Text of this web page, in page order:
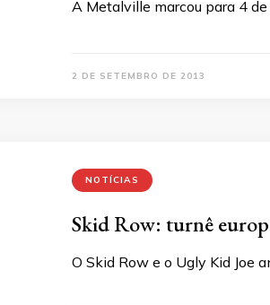
A Metalville marcou para 4
2 DE SETEMBRO DE 2013
NOTÍCIAS
Skid Row: turnê
O Skid Row e o Ugly Kid Joe